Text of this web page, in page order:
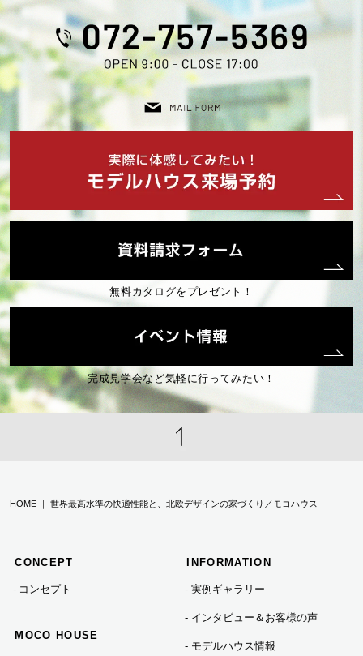
2025年07月 (3)
2025年06月 (1)
2025年05月 (1)
2025年03月 (2)
2024年12月 (2)
2024年05月 (1)
無料カタログをプレゼント！
完成見学会など気軽に行ってみたい！
HOME ｜ 世界最高水準の快適性能と、北欧デザインの家づくり／モコハウス
CONCEPT
コンセプト
MOCO HOUSE
INFORMATION
実例ギャラリー
インタビュー＆お客様の声
モデルハウス情報